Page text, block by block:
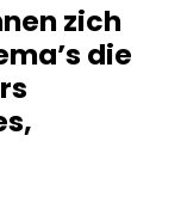
zich
die